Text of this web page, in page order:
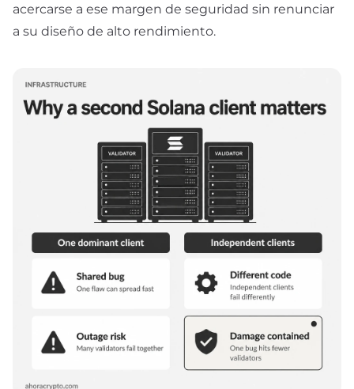
acercarse a ese margen de seguridad sin renunciar
a su diseño de alto rendimiento.